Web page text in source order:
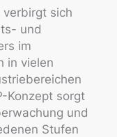
verbirgt sich
und
im
in vielen
Konzept sorgt
und
Stufen